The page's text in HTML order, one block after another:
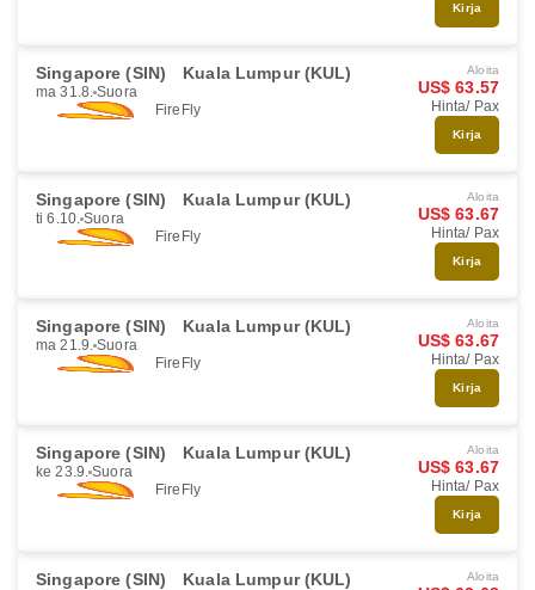
Kirja
Singapore (SIN) Kuala Lumpur (KUL)
ma 31.8. Suora
FireFly
Aloita
US$ 63.57
Hinta/ Pax
Kirja
Singapore (SIN) Kuala Lumpur (KUL)
ti 6.10. Suora
FireFly
Aloita
US$ 63.67
Hinta/ Pax
Kirja
Singapore (SIN) Kuala Lumpur (KUL)
ma 21.9. Suora
FireFly
Aloita
US$ 63.67
Hinta/ Pax
Kirja
Singapore (SIN) Kuala Lumpur (KUL)
ke 23.9. Suora
FireFly
Aloita
US$ 63.67
Hinta/ Pax
Kirja
Singapore (SIN) Kuala Lumpur (KUL) Aloita